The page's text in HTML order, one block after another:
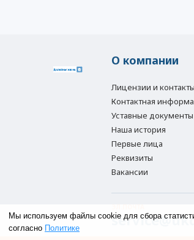
О компании
Лицензии и контакты
Контактная
Уставные документы
Наша история
Первые лица
Реквизиты
Вакансии
Мы используем файлы cookie для сбора
согласно Политике